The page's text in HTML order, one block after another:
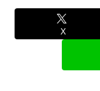
X